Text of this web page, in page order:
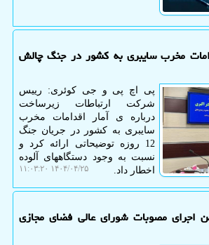
مخرب سایبری به کشور در جنگ چالش
پی اچ پی و جی کوئری: رییس
شرکت ارتباطات زیرساخت
درباره ی آمار اقدامات مخرب
سایبری به کشور در جریان جنگ
12 روزه توضیحاتی ارائه کرد و
نسبت به وجود دستگاههای آلوده
اخطار داد.
۱۴۰۴/۰۴/۲۵ ۱۱:۰۳:۲۰
اجرای مصوبات شورای عالی فضای مجازی